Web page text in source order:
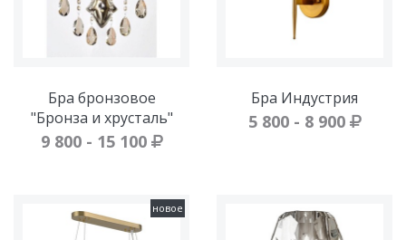
Бра бронзовое
"Бронза и хрусталь"
9 800 - 15 100
Бра Индустрия
5 800 - 8 900
новое